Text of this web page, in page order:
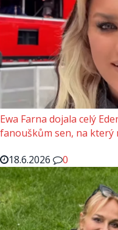
Ewa Farna dojala celý
fanouškům sen, na který
18.6.2026
0